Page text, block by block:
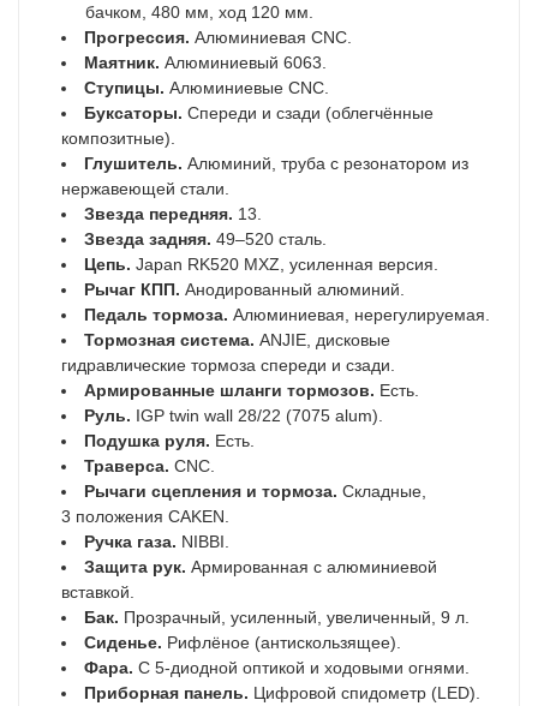
бачком, 480 мм, ход 120 мм.
Прогрессия. Алюминиевая CNC.
Маятник. Алюминиевый 6063.
Ступицы. Алюминиевые CNC.
Буксаторы. Спереди и сзади (облегчённые
композитные).
Глушитель. Алюминий, труба с резонатором из
нержавеющей стали.
Звезда передняя. 13.
Звезда задняя. 49–520 сталь.
Цепь. Japan RK520 MXZ, усиленная версия.
Рычаг КПП. Анодированный алюминий.
Педаль тормоза. Алюминиевая, нерегулируемая.
Тормозная система. ANJIE, дисковые
гидравлические тормоза спереди и сзади.
Армированные шланги тормозов. Есть.
Руль. IGP twin wall 28/22 (7075 alum).
Подушка руля. Есть.
Траверса. CNC.
Рычаги сцепления и тормоза. Складные,
3 положения CAKEN.
Ручка газа. NIBBI.
Защита рук. Армированная с алюминиевой
вставкой.
Бак. Прозрачный, усиленный, увеличенный, 9 л.
Сиденье. Рифлёное (антискользящее).
Фара. С 5-диодной оптикой и ходовыми огнями.
Приборная панель. Цифровой спидометр (LED).